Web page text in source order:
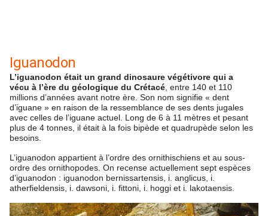
Iguanodon
L’iguanodon était un grand dinosaure végétivore qui a
vécu à l’ère du géologique du Crétacé , entre 140 et 110
millions d’années avant notre ère. Son nom signifie « dent
d’iguane » en raison de la ressemblance de ses dents jugales
avec celles de l’iguane actuel. Long de 6 à 11 mètres et pesant
plus de 4 tonnes, il était à la fois bipède et quadrupède selon les
besoins.
L’iguanodon appartient à l’ordre des ornithischiens et au sous-
ordre des ornithopodes. On recense actuellement sept espèces
d’iguanodon : iguanodon bernissartensis, i. anglicus, i.
atherfieldensis, i. dawsoni, i. fittoni, i. hoggi et i. lakotaensis.